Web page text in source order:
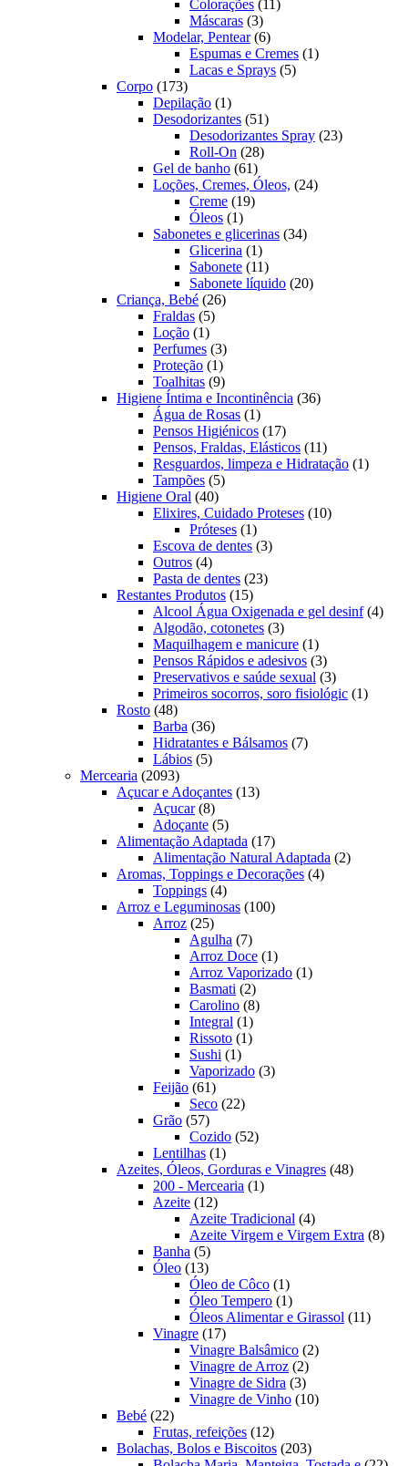
Colorações 1111
Máscaras 33
produtos
Modelar, Pentear 66
produtos
Espumas e Cremes 11
Lacas e Sprays 55
Corpo 173173
produtos
Depilação 11
produto
Desodorizantes 5151
produtos
Desodorizantes Spray 2323
Roll-On 2828
Gel de banho 6161
produtos
Loções, Cremes, Óleos, 2424
Creme 1919
Óleos 11
produto
Sabonetes e glicerinas 3434
Glicerina 11
produto
Sabonete 1111
produtos
Sabonete líquido 2020
Criança, Bebé 2626
Fraldas 55
Loção 11
produto
Perfumes 33
produtos
Proteção 11
produto
Toalhitas 99
produtos
Higiene Íntima e Incontinência 3636
Água de Rosas 11
produto
Pensos Higiénicos 1717
produtos
Pensos, Fraldas, Elásticos 1111
produtos
Resguardos, limpeza e Hidratação 11
Tampões 55
Higiene Oral 4040
produtos
Elixires, Cuidado Proteses 1010
Próteses 11
produto
Escova de dentes 33
Outros 44
produtos
Pasta de dentes 2323
Restantes Produtos 1515
produtos
Alcool Água Oxigenada e gel desinf 44
Algodão, cotonetes 33
produtos
Maquilhagem e manicure 11
produto
Pensos Rápidos e adesivos 33
produtos
Preservativos e saúde sexual 33
produtos
Primeiros socorros, soro fisiológic 11
Rosto 4848
produtos
Barba 3636
produtos
Hidratantes e Bálsamos 77
Lábios 55
Mercearia 20932093
produtos
Açucar e Adoçantes 1313
Açucar 88
produtos
Adoçante 55
produtos
Alimentação Adaptada 1717
produtos
Alimentação Natural Adaptada 22
Aromas, Toppings e Decorações 44
Toppings 44
produtos
Arroz e Leguminosas 100100
Arroz 2525
produtos
Agulha 77
produtos
Arroz Doce 11
produto
Arroz Vaporizado 11
Basmati 22
produtos
Carolino 88
Integral 11
produto
Rissoto 11
Sushi 11
produto
Vaporizado 33
Feijão 6161
produtos
Seco 2222
Grão 5757
produtos
Cozido 5252
Lentilhas 11
produto
Azeites, Óleos, Gorduras e Vinagres 4848
200 - Mercearia 11
Azeite 1212
produtos
Azeite Tradicional 44
produtos
Azeite Virgem e Virgem Extra 88
Banha 55
produtos
Óleo 1313
produtos
Óleo de Côco 11
produto
Óleo Tempero 11
produto
Óleos Alimentar e Girassol 1111
Vinagre 1717
produtos
Vinagre Balsâmico 22
Vinagre de Arroz 22
produtos
Vinagre de Sidra 33
produtos
Vinagre de Vinho 1010
Bebé 2222
produtos
Frutas, refeições 1212
produtos
Bolachas, Bolos e Biscoitos 203203